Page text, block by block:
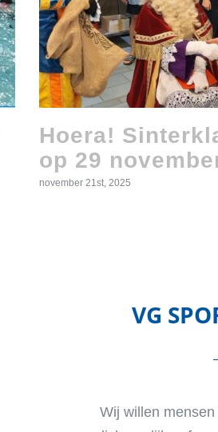
Hoera!
op 29
november 21st, 2025
VG
Wij willen